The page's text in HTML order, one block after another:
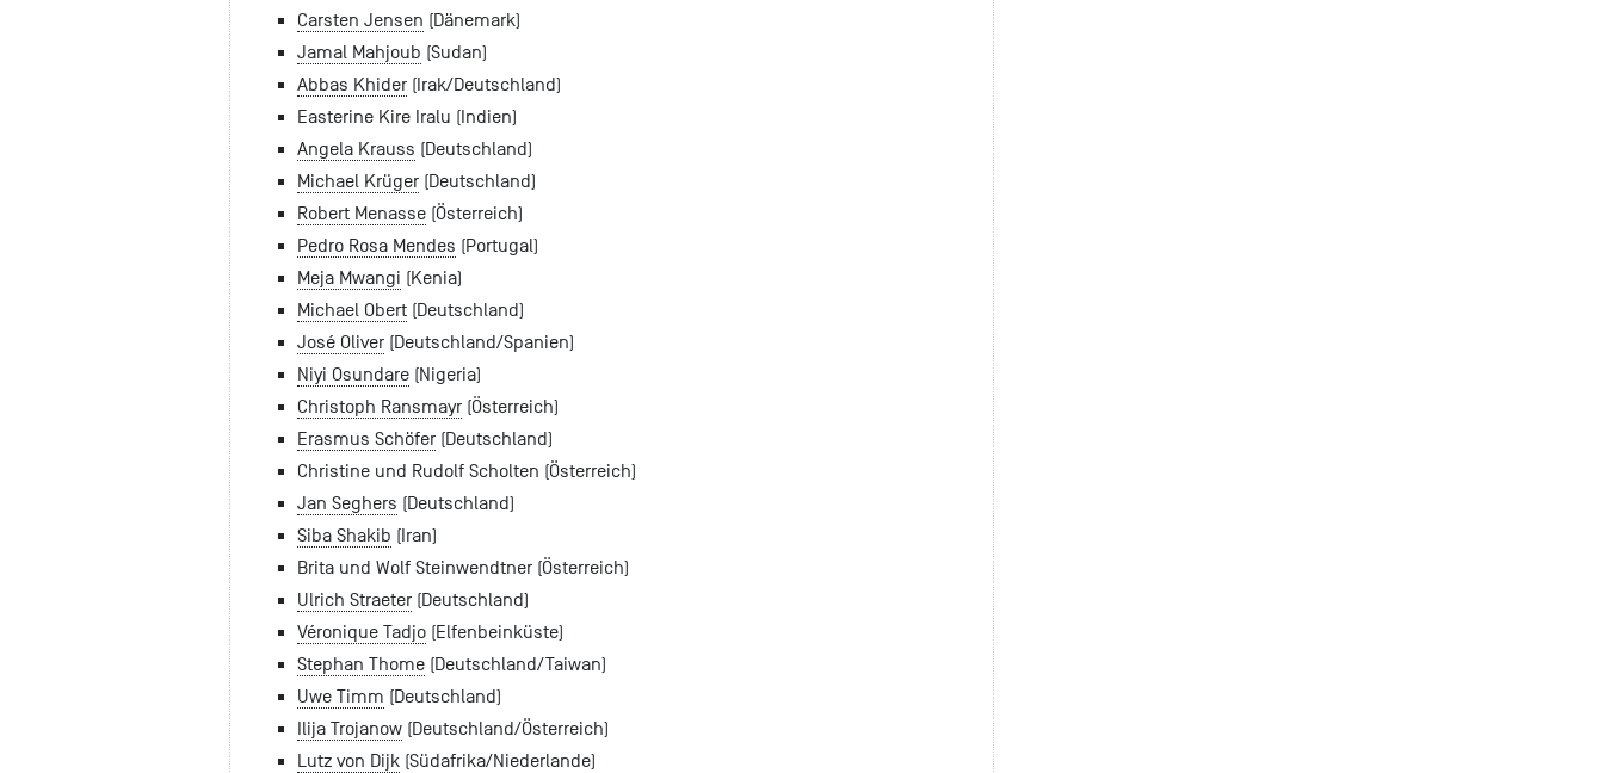
Carsten Jensen (Dänemark)
Jamal Mahjoub (Sudan)
Abbas Khider (Irak/Deutschland)
Easterine Kire Iralu (Indien)
Angela Krauss (Deutschland)
Michael Krüger (Deutschland)
Robert Menasse (Österreich)
Pedro Rosa Mendes (Portugal)
Meja Mwangi (Kenia)
Michael Obert (Deutschland)
José Oliver (Deutschland/Spanien)
Niyi Osundare (Nigeria)
Christoph Ransmayr (Österreich)
Erasmus Schöfer (Deutschland)
Christine und Rudolf Scholten (Österreich)
Jan Seghers (Deutschland)
Siba Shakib (Iran)
Brita und Wolf Steinwendtner (Österreich)
Ulrich Straeter (Deutschland)
Véronique Tadjo (Elfenbeinküste)
Stephan Thome (Deutschland/Taiwan)
Uwe Timm (Deutschland)
Ilija Trojanow (Deutschland/Österreich)
Lutz von Dijk (Südafrika/Niederlande)